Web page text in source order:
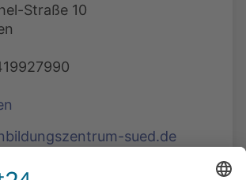
Straße 10
sued.de